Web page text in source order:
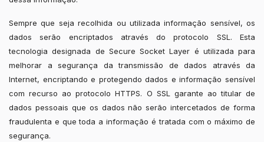
Sempre que seja recolhida ou utilizada informação sensível, os
dados serão encriptados através do protocolo SSL. Esta
tecnologia designada de Secure Socket Layer é utilizada para
melhorar a segurança da transmissão de dados através da
Internet, encriptando e protegendo dados e informação sensível
com recurso ao protocolo HTTPS. O SSL garante ao titular de
dados pessoais que os dados não serão intercetados de forma
fraudulenta e que toda a informação é tratada com o máximo de
segurança.